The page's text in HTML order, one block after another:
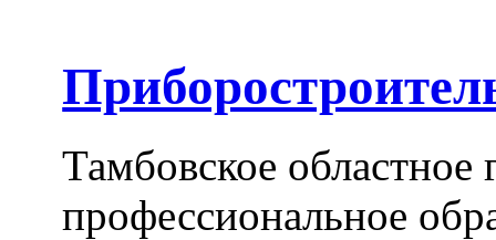
Тамбовское областное
профессиональное